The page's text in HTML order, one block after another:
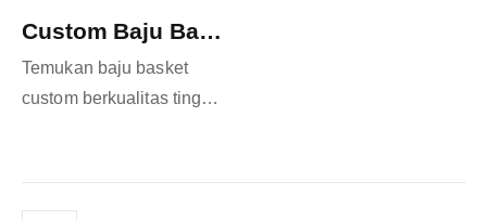
Custom Baju Basket
Temukan baju basket
custom berkualitas tinggi
kebutuhan tim atau gaya